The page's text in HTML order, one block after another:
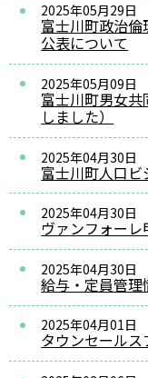
2025年05月29日
富士川町政治
公表について
2025年05月09日
富士川町男女
しました）
2025年04月30日
富士川町人口
2025年04月30日
ヴァンフォー
2025年04月30日
給与・定員管理
2025年04月01日
タウンセールス